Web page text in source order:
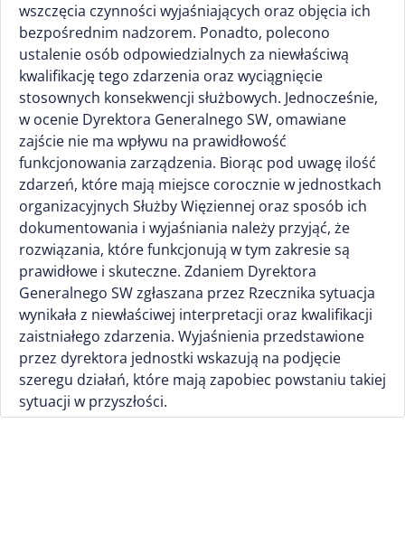
wszczęcia czynności wyjaśniających oraz objęcia ich
bezpośrednim nadzorem. Ponadto, polecono
ustalenie osób odpowiedzialnych za niewłaściwą
kwalifikację tego zdarzenia oraz wyciągnięcie
stosownych konsekwencji służbowych. Jednocześnie,
w ocenie Dyrektora Generalnego SW, omawiane
zajście nie ma wpływu na prawidłowość
funkcjonowania zarządzenia. Biorąc pod uwagę ilość
zdarzeń, które mają miejsce corocznie w jednostkach
organizacyjnych Służby Więziennej oraz sposób ich
dokumentowania i wyjaśniania należy przyjąć, że
rozwiązania, które funkcjonują w tym zakresie są
prawidłowe i skuteczne. Zdaniem Dyrektora
Generalnego SW zgłaszana przez Rzecznika sytuacja
wynikała z niewłaściwej interpretacji oraz kwalifikacji
zaistniałego zdarzenia. Wyjaśnienia przedstawione
przez dyrektora jednostki wskazują na podjęcie
szeregu działań, które mają zapobiec powstaniu takiej
sytuacji w przyszłości.